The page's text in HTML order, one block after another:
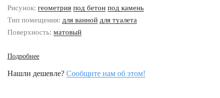
Рисунок: геометрия под бетон под камень
Тип помещения: для ванной для туалета
Поверхность: матовый
Подробнее
Нашли дешевле? Сообщите нам об этом!